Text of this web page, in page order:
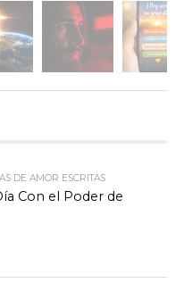
DE AMOR ESCRITAS
Con el Poder de